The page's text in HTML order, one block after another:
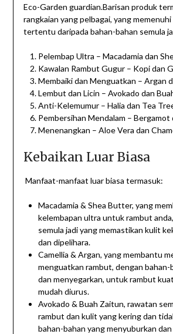
Eco-Garden guardian.Barisan produk
rangkaian yang pelbagai, yang
tertentu daripada bahan-bahan semula
Pelembap Ultra – Macadamia dan
Kawalan Rambut Gugur – Kopi dan
Membaiki dan Menguatkan – Argan
Lembut dan Licin – Avokado dan
Anti-Kelemumur – Halia dan Tea
Pembersihan Mendalam –
Menenangkan – Aloe Vera dan
Kebaikan Luar Biasa
Manfaat-manfaat luar biasa termasuk:
Macadamia & Shea Butter, yang
kelembapan ultra untuk rambut
semula jadi yang memastikan kulit
dan dipelihara.
Camellia & Argan, yang membantu
menguatkan rambut, dengan bahan-
dan menyegarkan, untuk rambut
mudah diurus.
Avokado & Buah Zaitun, rawatan
rambut dan kulit yang kering dan
bahan-bahan yang menyuburkan